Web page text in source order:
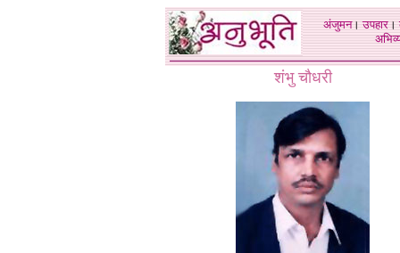
अंजुमन।उपहार।
शंभु चौधरी